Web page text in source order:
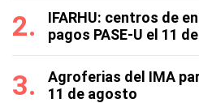
IFARHU: centros de
pagos PASE-U el 11
Agroferias del IMA
11 de agosto